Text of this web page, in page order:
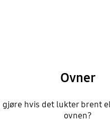
Ovner
gjøre hvis det lukter brent
ovnen?